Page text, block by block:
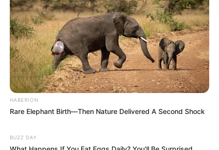
HABERION
Rare Elephant Birth—Then Nature Delivered A Second Shock
BUZZ DAY